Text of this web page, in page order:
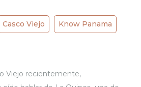
Casco Viejo Know Panama
Viejo recientemente,